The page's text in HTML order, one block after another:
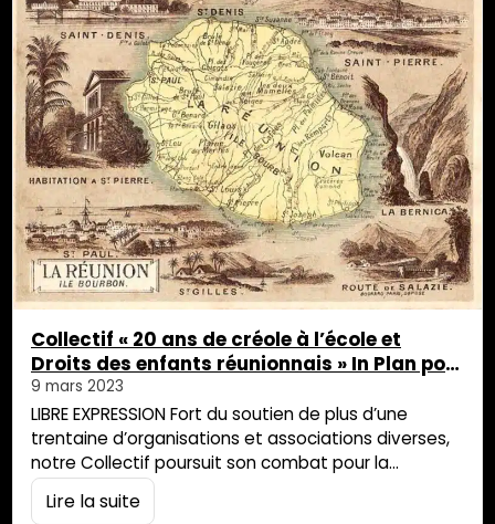
Collectif « 20 ans de créole à l’école et
Droits des enfants réunionnais » In Plan pou
Lamontraz Nout Zarlor
9 mars 2023
LIBRE EXPRESSION Fort du soutien de plus d’une
trentaine d’organisations et associations diverses,
notre Collectif poursuit son combat pour la
généralisation de l’offre d’enseignement de la
langue et de la culture réunionnaises (LCR) sur la
Lire la suite